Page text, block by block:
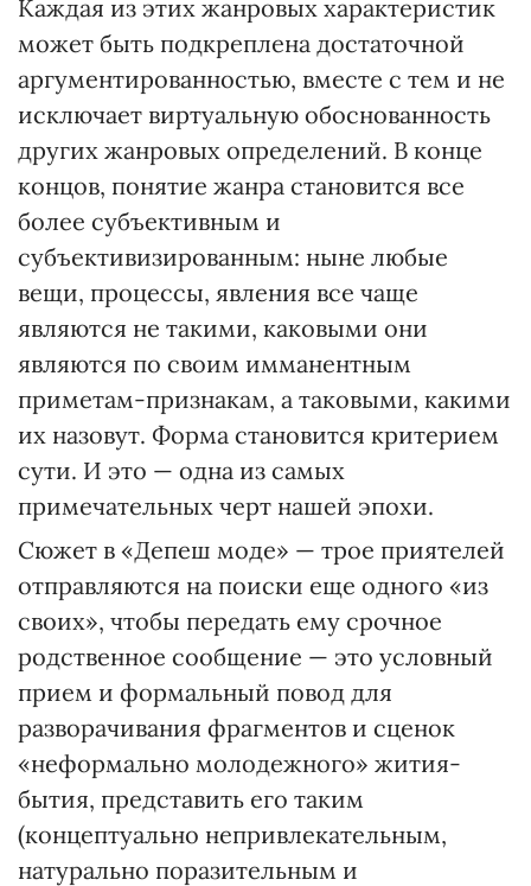
Каждая из этих жанровых характеристик
может быть подкреплена достаточной
аргументированностью, вместе с тем и не
исключает виртуальную обоснованность
других жанровых определений. В конце
концов, понятие жанра становится все
более субъективным и
субъективизированным: ныне любые
вещи, процессы, явления все чаще
являются не такими, каковыми они
являются по своим имманентным
приметам-признакам, а таковыми, какими
их назовут. Форма становится критерием
сути. И это — одна из самых
примечательных черт нашей эпохи.
Сюжет в «Депеш моде» — трое приятелей
отправляются на поиски еще одного «из
своих», чтобы передать ему срочное
родственное сообщение — это условный
прием и формальный повод для
разворачивания фрагментов и сценок
«неформально молодежного» жития-
бытия, представить его таким
(концептуально непривлекательным,
натурально поразительным и